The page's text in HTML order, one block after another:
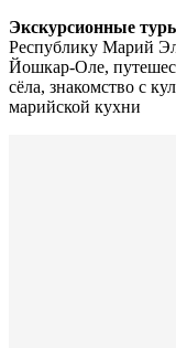
Экскурсионные
Республику Марий
Йошкар-Оле,
сёла, знакомство с
марийской кухни